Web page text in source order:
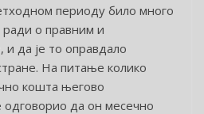
периоду било много
ради о правним и
и да је то оправдало
На питање колико
кошта његово
одговорио да он месечно